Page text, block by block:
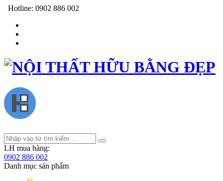
Hotline: 0902 886 002
LH mua hàng:
0902 886 002
Danh mục sản phẩm